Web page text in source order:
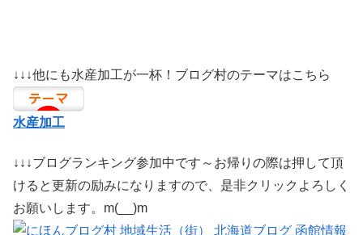
↓↓↓他にも水産加工が一杯！ブログ村のテーマはこちら
水産加工
↓↓↓ブログランキング参加中です～お帰りの際は押して頂
けると更新の励みになりますので、是非クリックよろしく
お願いします。m(__)m